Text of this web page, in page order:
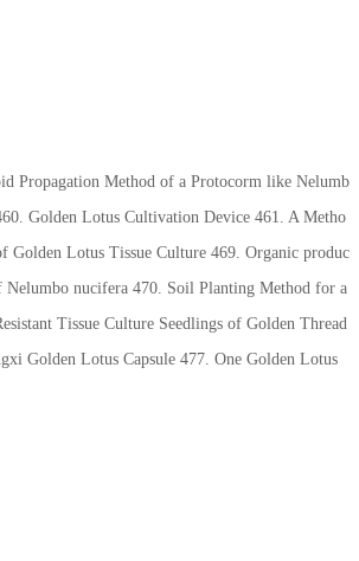
Propagation Method of a Protocorm like Nelumb
Golden Lotus Cultivation Device 461. A Metho
Golden Lotus Tissue Culture 469. Organic produc
nucifera 470. Soil Planting Method for a
Tissue Culture Seedlings of Golden Thread
Golden Lotus Capsule 477. One Golden Lotus